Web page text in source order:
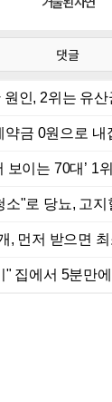
댓글